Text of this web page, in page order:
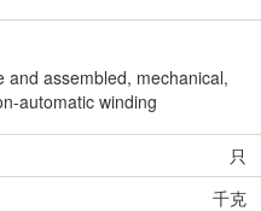
assembled, mechanical,
automatic winding
只
千克